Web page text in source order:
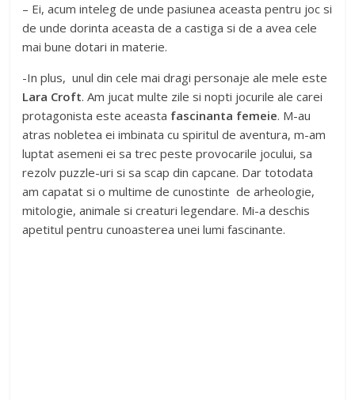
– Ei, acum inteleg de unde pasiunea aceasta pentru joc si
de unde dorinta aceasta de a castiga si de a avea cele
mai bune dotari in materie.
-In plus, unul din cele mai dragi personaje ale mele este
Lara Croft. Am jucat multe zile si nopti jocurile ale carei
protagonista este aceasta fascinanta femeie. M-au
atras nobletea ei imbinata cu spiritul de aventura, m-am
luptat asemeni ei sa trec peste provocarile jocului, sa
rezolv puzzle-uri si sa scap din capcane. Dar totodata
am capatat si o multime de cunostinte de arheologie,
mitologie, animale si creaturi legendare. Mi-a deschis
apetitul pentru cunoasterea unei lumi fascinante.